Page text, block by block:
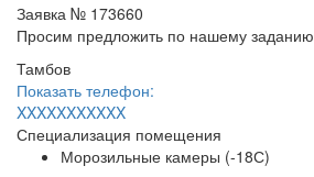
Заявка № 173660
Просим предложить по нашему заданию
Тамбов
Показать телефон:
XXXXXXXXXXX
Специализация помещения
Морозильные камеры (-18С)